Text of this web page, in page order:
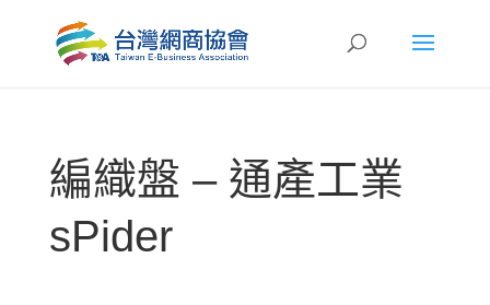
編織盤 – 通產工業
sPider